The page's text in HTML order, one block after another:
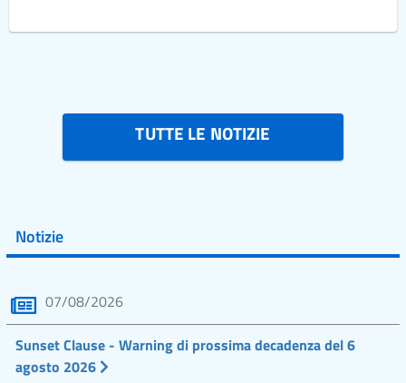
TUTTE LE NOTIZIE
Notizie
07/08/2026
Sunset Clause - Warning di prossima decadenza del 6
agosto 2026